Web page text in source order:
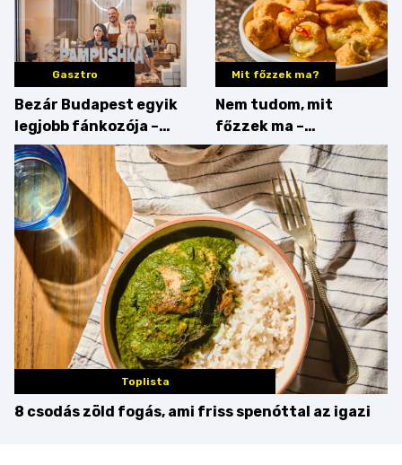
Gasztro
Bezár Budapest egyik
legjobb fánkozója –
búcsúzik a Pampushka
Mit főzzek ma?
Nem tudom, mit
főzzek ma –
Főszerepben a
camembert
Toplista
8 csodás zöld fogás, ami friss spenóttal az igazi